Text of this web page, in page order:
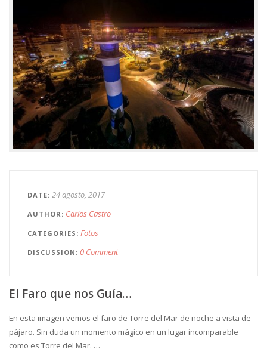
DATE 24 agosto, 2017
AUTHOR Carlos Castro
CATEGORIES Fotos
DISCUSSION 0 Comment
El Faro que nos Guía…
En esta imagen vemos el faro de Torre del Mar de noche a vista de
pájaro. Sin duda un momento mágico en un lugar incomparable
como es Torre del Mar. …